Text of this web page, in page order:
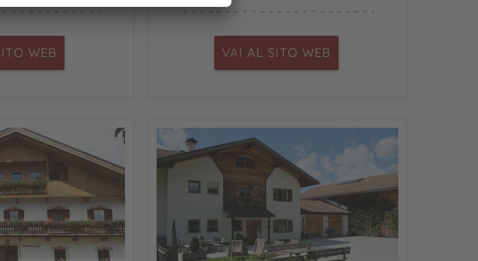
WEB VAI AL SITO WEB